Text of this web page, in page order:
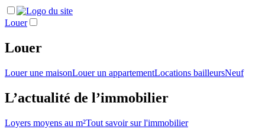
Louer
Louer
Louer une maisonLouer un appartementLocations bailleursNeuf
L’actualité de l’immobilier
Loyers moyens au m²Tout savoir sur l'immobilier